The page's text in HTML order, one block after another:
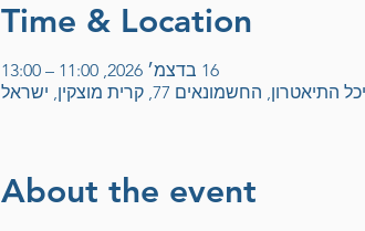
Time & Location
16 בדצמ׳ 2026, 11:00 – 13:00
התיאטרון, החשמונאים 77, קרית מוצקין, ישראל
About the event